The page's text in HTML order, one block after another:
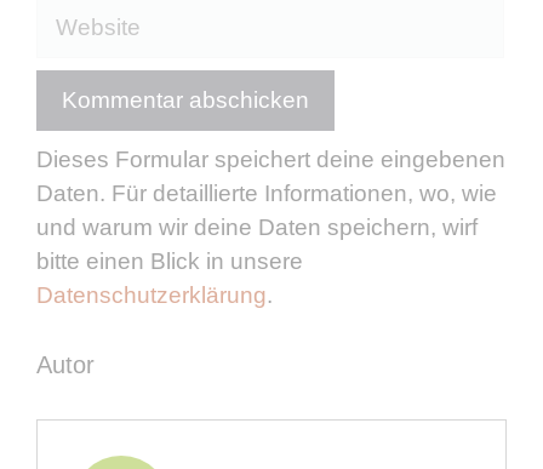
Website
Dieses Formular speichert deine eingebenen
Daten. Für detaillierte Informationen, wo, wie
und warum wir deine Daten speichern, wirf
bitte einen Blick in unsere
Datenschutzerklärung.
Autor